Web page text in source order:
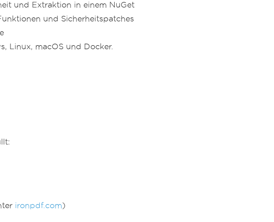
und Extraktion in einem NuGet
und Sicherheitspatches
Linux, macOS und Docker.
ironpdf.com)